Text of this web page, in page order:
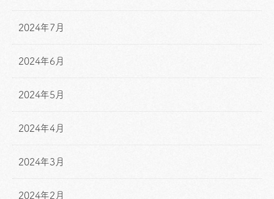
2024年7月
2024年6月
2024年5月
2024年4月
2024年3月
2024年2月